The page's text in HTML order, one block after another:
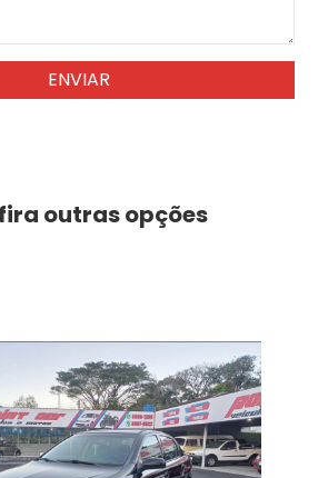
ENVIAR
outras opções